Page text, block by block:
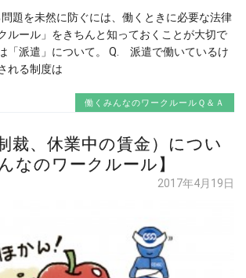
題を未然に防ぐには、働くときに必要な法律
ルール」をきちんと知っておくことが大切で
「派遣」について。 Q. 派遣で働いているけ
れる制度は
働くみんなのワークルールＱ＆Ａ
裁、休業中の賃金）につい
なのワークルール】
2017年4月19日